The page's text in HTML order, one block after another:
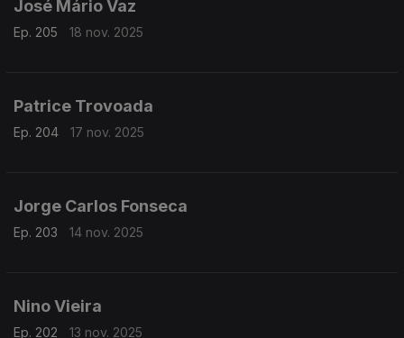
José Mário Vaz
Ep. 205 18 nov. 2025
Patrice Trovoada
Ep. 204 17 nov. 2025
Jorge Carlos Fonseca
Ep. 203 14 nov. 2025
Nino Vieira
Ep. 202 13 nov. 2025